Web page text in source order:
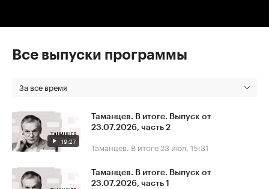
Все выпуски программы
За все время
19:27
Таманцев. В итоге. Выпуск от
23.07.2026, часть 2
Таманцев. В итоге 23 июл, 15:31
Таманцев. В итоге. Выпуск от
23.07.2026, часть 1